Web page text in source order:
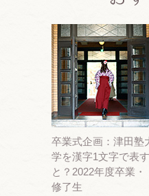
卒業式企画：津田塾
学を漢字1文字で表す
と？2022年度卒業・
修了生